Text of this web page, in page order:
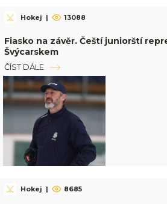
Hokej | 13088
Fiasko na závěr. Čeští juniorští
Švýcarskem
ČÍST DÁLE
Hokej | 8685